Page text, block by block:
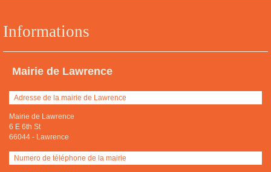
Informations
Mairie de Lawrence
Adresse de la mairie de Lawrence
Mairie de Lawrence
6 E 6th St
66044 - Lawrence
Numero de téléphone de la mairie